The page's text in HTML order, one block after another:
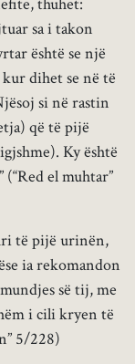
sa i takon
është se një
dihet se në të
si në rastin
që të pijë
Ky është
el muhtar”
të pijë urinën,
ia rekomandon
së tij, me
i cili kryen të
5/228)